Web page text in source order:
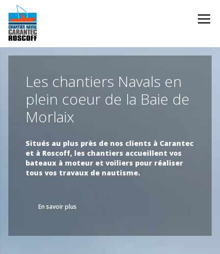
Les chantiers Navals en
plein coeur de la Baie de
Morlaix
Situés au plus près de nos clients à Carantec
et à Roscoff, les chantiers accueillent vos
bateaux à moteur et voiliers pour réaliser
tous vos travaux de nautisme.
En savoir plus